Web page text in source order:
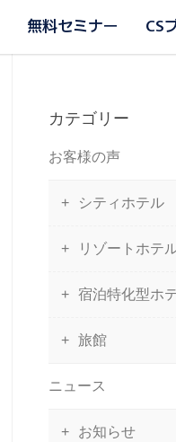
無料セミナー CS
カテゴリー
お客様の声
シティホテル
リゾートホテ
宿泊特化型ホ
旅館
ニュース
お知らせ